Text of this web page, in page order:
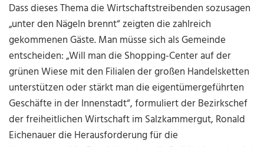
Dass dieses Thema die Wirtschaftstreibenden sozusagen
„unter den Nägeln brennt“ zeigten die zahlreich
gekommenen Gäste. Man müsse sich als Gemeinde
entscheiden: „Will man die Shopping-Center auf der
grünen Wiese mit den Filialen der großen Handelsketten
unterstützen oder stärkt man die eigentümergeführten
Geschäfte in der Innenstadt“, formuliert der Bezirkschef
der freiheitlichen Wirtschaft im Salzkammergut, Ronald
Eichenauer die Herausforderung für die